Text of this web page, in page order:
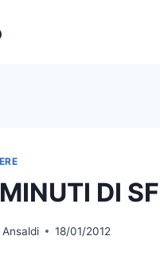
DI
18/01/2012